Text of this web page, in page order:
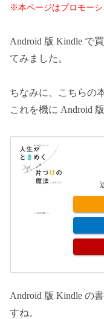
※本ページはプロモー
Android 版 Kindle で
てみました。
ちなみに、こちらの
これを機に Android
Android 版 Kindle の
すね。